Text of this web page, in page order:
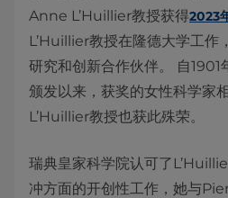
Anne L’Huillier教授获得2023
L’Huillier教授在隆德大学工作
研究和创新合作伙伴。 自1901
颁发以来，获奖的女性科学家
L’Huillier教授也获此殊荣。
瑞典皇家科学院认可了
冲方面的开创性工作，她与